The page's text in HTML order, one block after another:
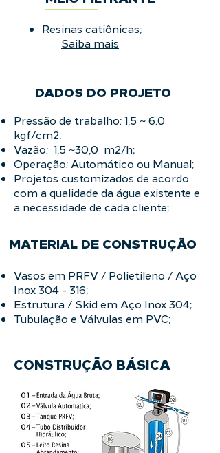
Resinas catiônicas;
Saiba mais
DADOS DO PROJETO
Pressão de trabalho: 1,5 ~ 6.0
kgf/cm2;
Vazão: 1,5 ~30,0 m2/h;
Operação: Automático ou Manual;
Projetos customizados de acordo
com a qualidade da água existente e
a necessidade de cada cliente;
MATERIAL DE CONSTRUÇÃO
Vasos em PRFV / Polietileno / Aço
Inox 304 - 316;
Estrutura / Skid em Aço Inox 304;
Tubulação e Válvulas em PVC;
CONSTRUÇÃO BÁSICA